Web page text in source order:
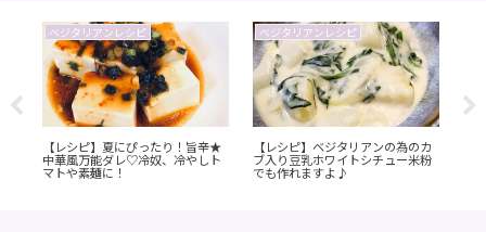
ベジタリアンレシピ
【レシピ】夏にぴったり！旨辛★
中華風万能ダレ♡冷奴、冷やしト
マトや素麺に！
ベジタリアンレシピ
【レシピ】ベジタリアンの為のカ
ブ入り豆乳ホワイトシチュー米粉
でも作れますよ♪